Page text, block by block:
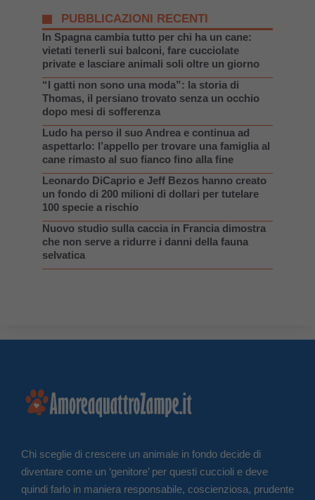
PUBBLICAZIONI RECENTI
In Spagna cambia tutto per chi ha un cane:
vietati tenerli sui balconi, fare cucciolate
private e lasciare animali soli oltre un giorno
“I gatti non sono una moda”: la storia di
Thomas, il persiano trovato senza un occhio
dopo mesi di sofferenza
Ludo ha perso il suo Andrea e continua ad
aspettarlo: l’appello per trovare una famiglia al
cane rimasto al suo fianco fino alla fine
Leonardo DiCaprio e Jeff Bezos hanno creato
un fondo di 200 milioni di dollari per tutelare
100 specie a rischio
Nuovo studio sulla caccia in Francia dimostra
che non serve a ridurre i danni della fauna
selvatica
Chi sceglie di crescere un animale in fondo decide di
diventare come un ‘genitore’ per questi cuccioli e deve
quindi farlo in maniera responsabile, coscienziosa, prudente